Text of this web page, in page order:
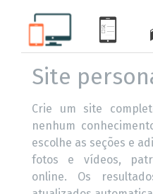
Site
Crie um site
nenhum
escolhe as seções e
fotos e vídeos,
online. Os